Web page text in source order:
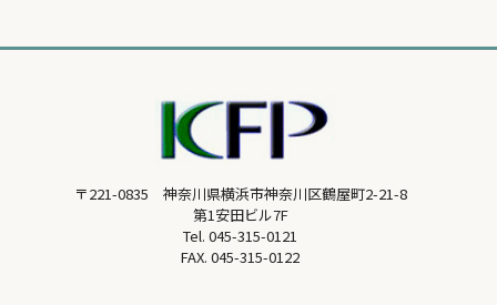
〒221-0835 神奈川県横浜市神奈川区鶴屋町2-21-8
第1安田ビル7F
Tel. 045-315-0121
FAX. 045-315-0122